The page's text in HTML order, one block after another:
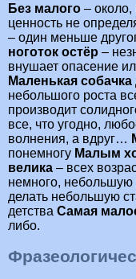
Без малого – около,
ценность не
– один меньше
ноготок остёр –
внушает опасение
Маленькая
небольшого роста
производит
все, что угодно,
волнения, а вдруг…
понемногу Малым
велика – всех
немного,
делать небольшую
детства Самая
либо.